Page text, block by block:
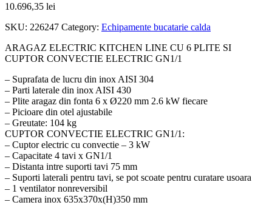
10.696,35 lei
SKU: 226247 Category: Echipamente bucatarie calda
ARAGAZ ELECTRIC KITCHEN LINE CU 6 PLITE SI
CUPTOR CONVECTIE ELECTRIC GN1/1
– Suprafata de lucru din inox AISI 304
– Parti laterale din inox AISI 430
– Plite aragaz din fonta 6 x Ø220 mm 2.6 kW fiecare
– Picioare din otel ajustabile
– Greutate: 104 kg
CUPTOR CONVECTIE ELECTRIC GN1/1:
– Cuptor electric cu convectie – 3 kW
– Capacitate 4 tavi x GN1/1
– Distanta intre suporti tavi 75 mm
– Suporti laterali pentru tavi, se pot scoate pentru curatare usoara
– 1 ventilator nonreversibil
– Camera inox 635x370x(H)350 mm